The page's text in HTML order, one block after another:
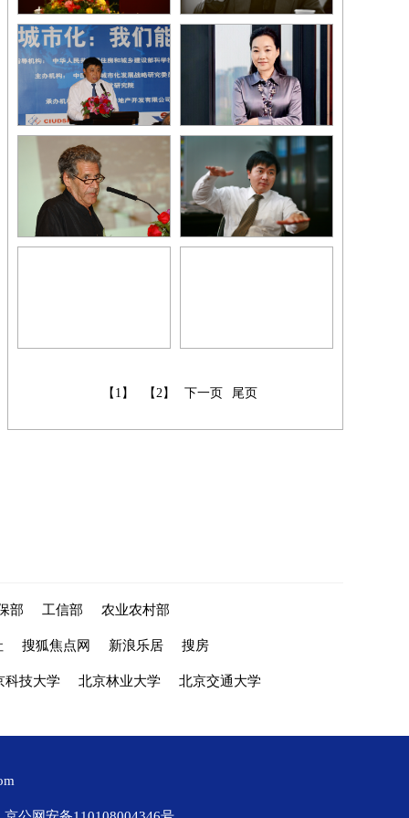
【1】 【2】 下一页 尾页
部 工信部 农业农村部
搜狐焦点网 新浪乐居 搜房
科技大学 北京林业大学 北京交通大学